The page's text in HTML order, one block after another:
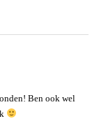
Ben ook wel